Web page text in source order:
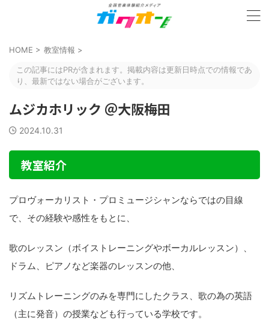
HOME > 教室情報 >
この記事にはPRが含まれます。掲載内容は更新日時点での情報であ
り、最新ではない場合がございます。
ムジカホリック ＠大阪梅田
2024.10.31
教室紹介
プロヴォーカリスト・プロミュージシャンならではの目線
で、その経験や感性をもとに、
歌のレッスン（ボイストレーニングやボーカルレッスン）、
ドラム、ピアノなど楽器のレッスンの他、
リズムトレーニングのみを専門にしたクラス、歌の為の英語
（主に発音）の授業なども行っている学校です。